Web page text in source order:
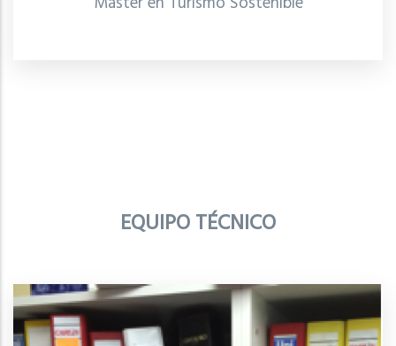
EQUIPO TÉCNICO